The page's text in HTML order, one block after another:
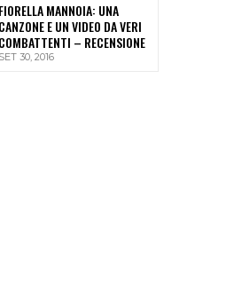
FIORELLA MANNOIA: UNA
CANZONE E UN VIDEO DA VERI
COMBATTENTI – RECENSIONE
SET 30, 2016